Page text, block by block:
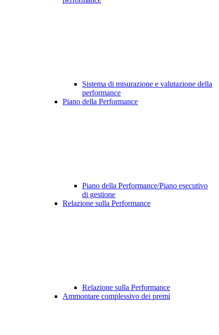
Sistema di misurazione e valutazione della
performance
Piano della Performance
Piano della Performance/Piano esecutivo
di gestione
Relazione sulla Performance
Relazione sulla Performance
Ammontare complessivo dei premi